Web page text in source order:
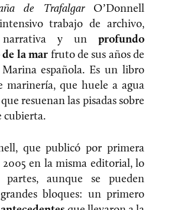
de TrafalgarO’Donnell
trabajo de archivo,
narrativa y unprofundo
la mar fruto de sus años de
española. Es un libro
marinería, que huele a agua
resuenan las pisadas sobre
cubierta.
que publicó por primera
en la misma editorial, lo
aunque se pueden
bloques: un primero